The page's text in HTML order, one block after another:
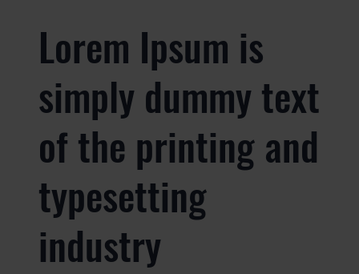
Lorem Ipsum is
simply dummy text
of the printing and
typesetting
industry